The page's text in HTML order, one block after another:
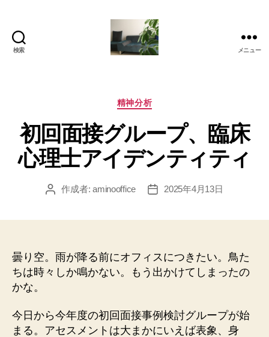
検索
美
か
も
と
あ
の
ロ
メニュー
カ
ゴ
リ
ー
精神分析
初回面接グループ、臨床
心理士アイデンティティ
投
作成者:aminooffice
投
2025年4月13日
曇り空。雨が降る前にオフィスにつきたい。鳥た
ちは時々しか鳴かない。もう出かけてしまったの
かな。
今日から今年度の初回面接事例検討グループが始
まる。アセスメントは大まかにいえば表象、身